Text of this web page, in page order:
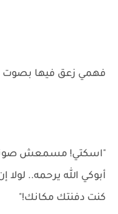
فهمي زعق فيها بصوت
"اسكتي! مسمعش
أبوكي الله يرحمه..
كنت دفنتك مكانك!"